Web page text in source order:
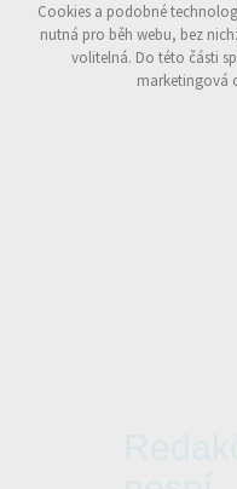
Odmítnout
Cookies a podobné
nutná pro běh webu, bez
volitelná. Do této části
marketingová